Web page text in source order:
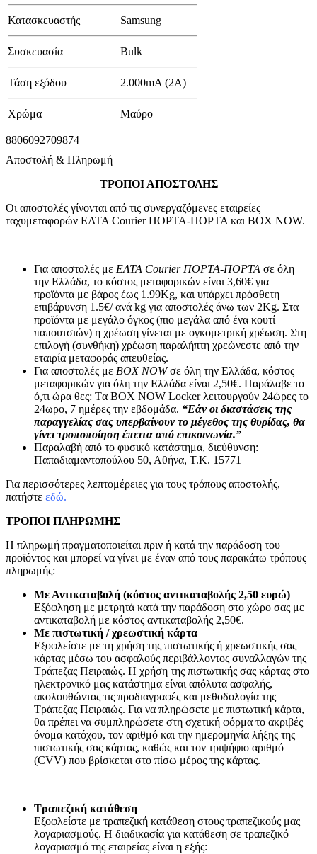
Κατασκευαστής Samsung
Συσκευασία Bulk
Τάση εξόδου 2.000mA (2A)
Χρώμα Μαύρο
8806092709874
Αποστολή & Πληρωμή
ΤΡΟΠΟΙ ΑΠΟΣΤΟΛΗΣ
Οι αποστολές γίνονται από τις συνεργαζόμενες εταιρείες
ταχυμεταφορών ΕΛΤΑ Courier ΠΟΡΤΑ-ΠΟΡΤΑ και BOX NOW.
Για αποστολές με ΕΛΤΑ Courier ΠΟΡΤΑ-ΠΟΡΤΑ σε όλη
την Ελλάδα, το κόστος μεταφορικών είναι 3,60€ για
προϊόντα με βάρος έως 1.99Kg, και υπάρχει πρόσθετη
επιβάρυνση 1.5€/ ανά kg για αποστολές άνω των 2Κg. Στα
προϊόντα με μεγάλο όγκος (πιο μεγάλα από ένα κουτί
παπουτσιών) η χρέωση γίνεται με ογκομετρική χρέωση. Στη
επιλογή (συνθήκη) χρέωση παραλήπτη χρεώνεστε από την
εταιρία μεταφοράς απευθείας.
Για αποστολές με BOX NOWσε όλη την Ελλάδα, κόστος
μεταφορικών για όλη την Ελλάδα είναι 2,50€. Παράλαβε το
ό,τι ώρα θες: Tα ΒΟΧ ΝΟW Locker λειτουργούν 24ώρες το
24ωρο, 7 ημέρες την εβδομάδα. “Εάν οι διαστάσεις της
παραγγελίας σας υπερβαίνουν το μέγεθος της θυρίδας, θα
γίνει τροποποίηση έπειτα από επικοινωνία.”
Παραλαβή από το φυσικό κατάστημα, διεύθυνση:
Παπαδιαμαντοπούλου 50, Αθήνα, Τ.Κ. 15771
Για περισσότερες λεπτομέρειες για τους τρόπους αποστολής,
πατήστε εδώ.
ΤΡΟΠΟΙ ΠΛΗΡΩΜΗΣ
Η πληρωμή πραγματοποιείται πριν ή κατά την παράδοση του
προϊόντος και μπορεί να γίνει με έναν από τους παρακάτω τρόπους
πληρωμής:
Με Αντικαταβολή (κόστος αντικαταβολής 2,50 ευρώ)
Εξόφληση με μετρητά κατά την παράδοση στο χώρο σας με
αντικαταβολή με κόστος αντικαταβολής 2,50€.
Με πιστωτική / χρεωστική κάρτα
Εξοφλείστε με τη χρήση της πιστωτικής ή χρεωστικής σας
κάρτας μέσω του ασφαλούς περιβάλλοντος συναλλαγών της
Τράπεζας Πειραιώς. Η χρήση της πιστωτικής σας κάρτας στο
ηλεκτρονικό μας κατάστημα είναι απόλυτα ασφαλής,
ακολουθώντας τις προδιαγραφές και μεθοδολογία της
Τράπεζας Πειραιώς. Για να πληρώσετε με πιστωτική κάρτα,
θα πρέπει να συμπληρώσετε στη σχετική φόρμα το ακριβές
όνομα κατόχου, τον αριθμό και την ημερομηνία λήξης της
πιστωτικής σας κάρτας, καθώς και τον τριψήφιο αριθμό
(CVV) που βρίσκεται στο πίσω μέρος της κάρτας.
Τραπεζική κατάθεση
Εξοφλείστε με τραπεζική κατάθεση στους τραπεζικούς μας
λογαριασμούς. Η διαδικασία για κατάθεση σε τραπεζικό
λογαριασμό της εταιρείας είναι η εξής: